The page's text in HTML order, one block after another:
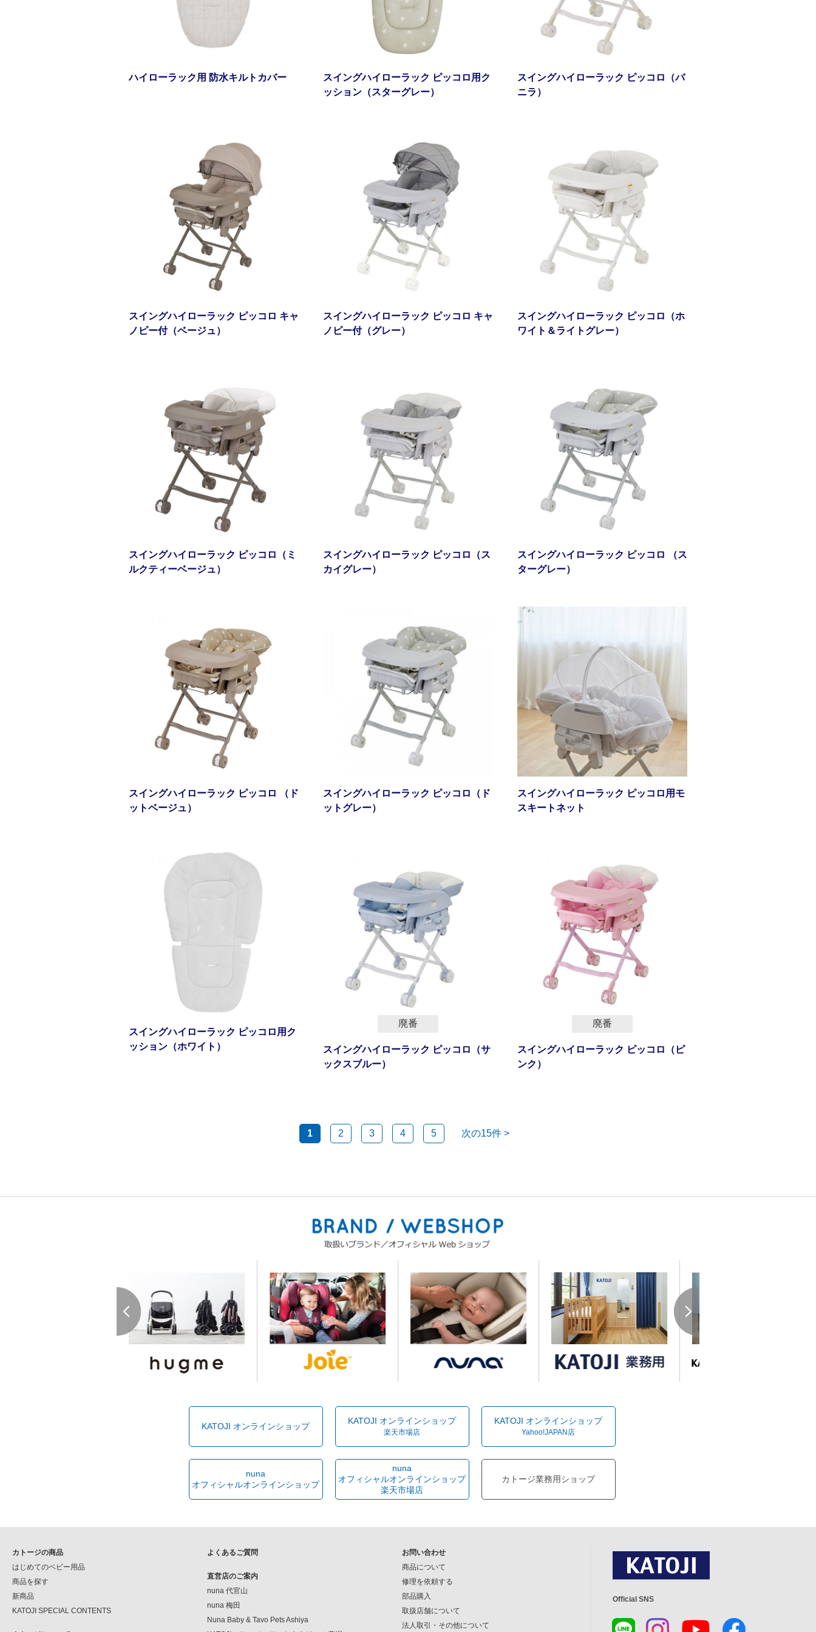
ハイローラック用 防水キルトカバー
スイングハイローラック ピッコロ用ク
ッション（スターグレー）
スイングハイローラック ピッコロ（バ
ニラ）
スイングハイローラック ピッコロ キャ
ノピー付（ベージュ）
スイングハイローラック ピッコロ キャ
ノピー付（グレー）
スイングハイローラック ピッコロ（ホ
ワイト＆ライトグレー）
スイングハイローラック ピッコロ（ミ
ルクティーベージュ）
スイングハイローラック ピッコロ（ス
カイグレー）
スイングハイローラック ピッコロ （ス
ターグレー）
スイングハイローラック ピッコロ （ド
ットベージュ）
スイングハイローラック ピッコロ（ド
ットグレー）
スイングハイローラック ピッコロ用モ
スキートネット
スイングハイローラック ピッコロ用ク
ッション（ホワイト）
廃番
スイングハイローラック ピッコロ（サ
ックスブルー）
廃番
スイングハイローラック ピッコロ（ピ
ンク）
1 2 3 4 5 次の15件 >
KATOJI オンラインショップ
KATOJI オンラインショップ
楽天市場店
KATOJI オンラインショップ
Yahoo!JAPAN店
nuna
オフィシャルオンラインショップ
nuna
オフィシャルオンラインショップ
楽天市場店
カトージ業務用ショップ
カトージの商品
はじめてのベビー用品
商品を探す
新商品
KATOJI SPECIAL CONTENTS
よくあるご質問
直営店のご案内
nuna 代官山
nuna 梅田
Nuna Baby & Tavo Pets Ashiya
お問い合わせ
商品について
修理を依頼する
部品購入
取扱店舗について
法人取引・その他について
Official SNS